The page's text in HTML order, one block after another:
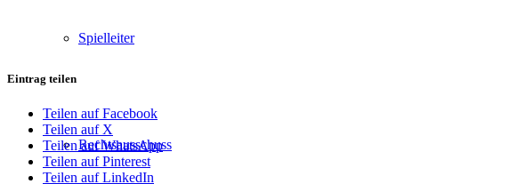
Spielleiter
Rechtsausschuss
Eintrag teilen
Teilen auf Facebook
Teilen auf X
Teilen auf WhatsApp
Teilen auf Pinterest
Teilen auf LinkedIn